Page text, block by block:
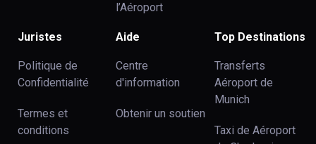
l’Aéroport
Juristes
Politique de
Confidentialité
Termes et
conditions
Aide
Centre
d'information
Obtenir un soutien
Top Destinations
Transferts
Aéroport de
Munich
Taxi de Aéroport